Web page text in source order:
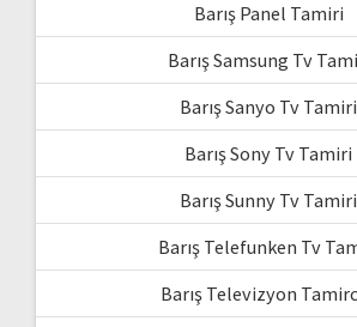
Barış Panel Tamiri
Barış Samsung Tv
Barış Sanyo Tv Tamiri
Barış Sony Tv Tamiri
Barış Sunny Tv Tamiri
Barış Telefunken Tv
Barış Televizyon